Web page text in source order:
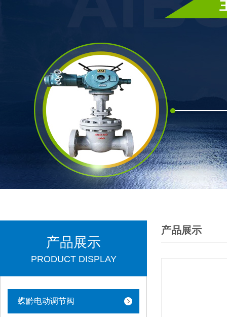
产品展示
PRODUCT DISPLAY
蝶黔电动调节阀
产品展示